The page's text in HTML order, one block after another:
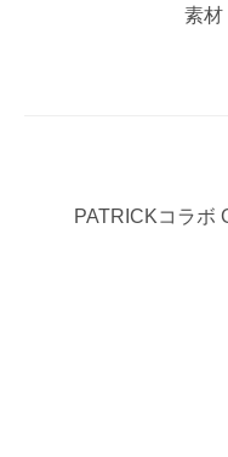
素材
PATRICKコラボ